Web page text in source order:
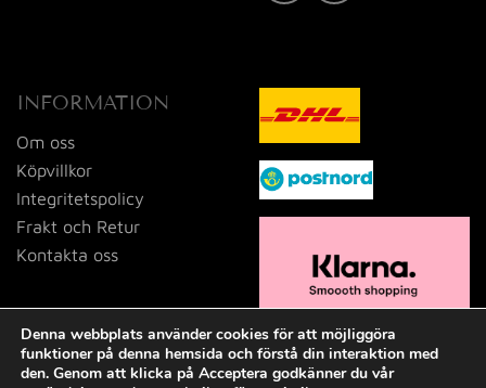
INFORMATION
Om oss
Köpvillkor
Integritetspolicy
Frakt och Retur
Kontakta oss
Denna webbplats använder cookies för att möjliggöra
funktioner på denna hemsida och förstå din interaktion med
den. Genom att klicka på Acceptera godkänner du vår